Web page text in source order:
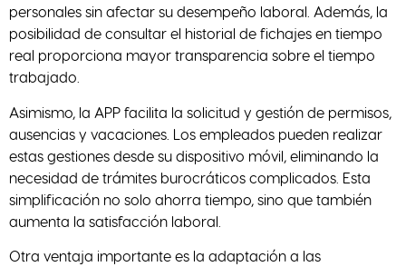
personales sin afectar su desempeño laboral. Además, la
posibilidad de consultar el historial de fichajes en tiempo
real proporciona mayor transparencia sobre el tiempo
trabajado.
Asimismo, la APP facilita la solicitud y gestión de permisos,
ausencias y vacaciones. Los empleados pueden realizar
estas gestiones desde su dispositivo móvil, eliminando la
necesidad de trámites burocráticos complicados. Esta
simplificación no solo ahorra tiempo, sino que también
aumenta la satisfacción laboral.
Otra ventaja importante es la adaptación a las